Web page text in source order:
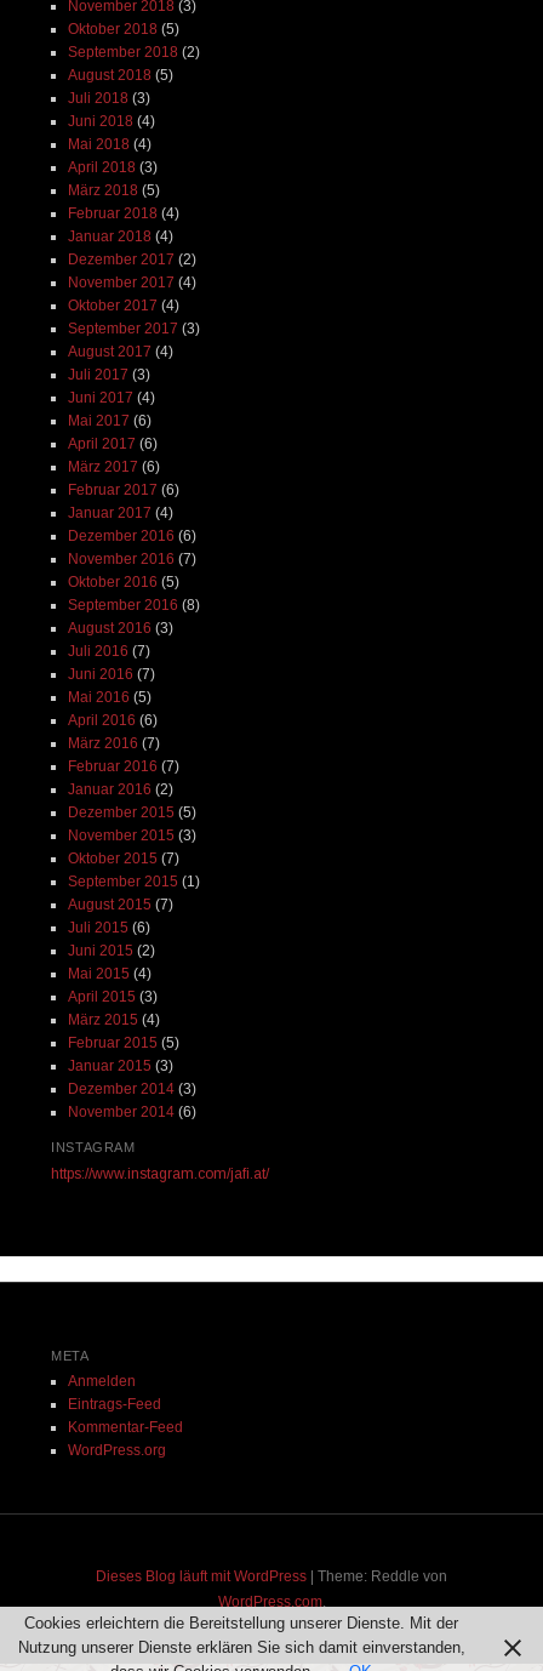
November 2018 (3)
Oktober 2018 (5)
September 2018 (2)
August 2018 (5)
Juli 2018 (3)
Juni 2018 (4)
Mai 2018 (4)
April 2018 (3)
März 2018 (5)
Februar 2018 (4)
Januar 2018 (4)
Dezember 2017 (2)
November 2017 (4)
Oktober 2017 (4)
September 2017 (3)
August 2017 (4)
Juli 2017 (3)
Juni 2017 (4)
Mai 2017 (6)
April 2017 (6)
März 2017 (6)
Februar 2017 (6)
Januar 2017 (4)
Dezember 2016 (6)
November 2016 (7)
Oktober 2016 (5)
September 2016 (8)
August 2016 (3)
Juli 2016 (7)
Juni 2016 (7)
Mai 2016 (5)
April 2016 (6)
März 2016 (7)
Februar 2016 (7)
Januar 2016 (2)
Dezember 2015 (5)
November 2015 (3)
Oktober 2015 (7)
September 2015 (1)
August 2015 (7)
Juli 2015 (6)
Juni 2015 (2)
Mai 2015 (4)
April 2015 (3)
März 2015 (4)
Februar 2015 (5)
Januar 2015 (3)
Dezember 2014(3)
November 2014(6)
INSTAGRAM
https://www.instagram.com/jafi.at/
META
Anmelden
Eintrags-Feed
Kommentar-Feed
WordPress.org
Dieses Blog läuft mit WordPress | Theme: Reddle von
WordPress.com.
Cookies erleichtern die Bereitstellung unserer Dienste. Mit der
Nutzung unserer Dienste erklären Sie sich damit einverstanden,